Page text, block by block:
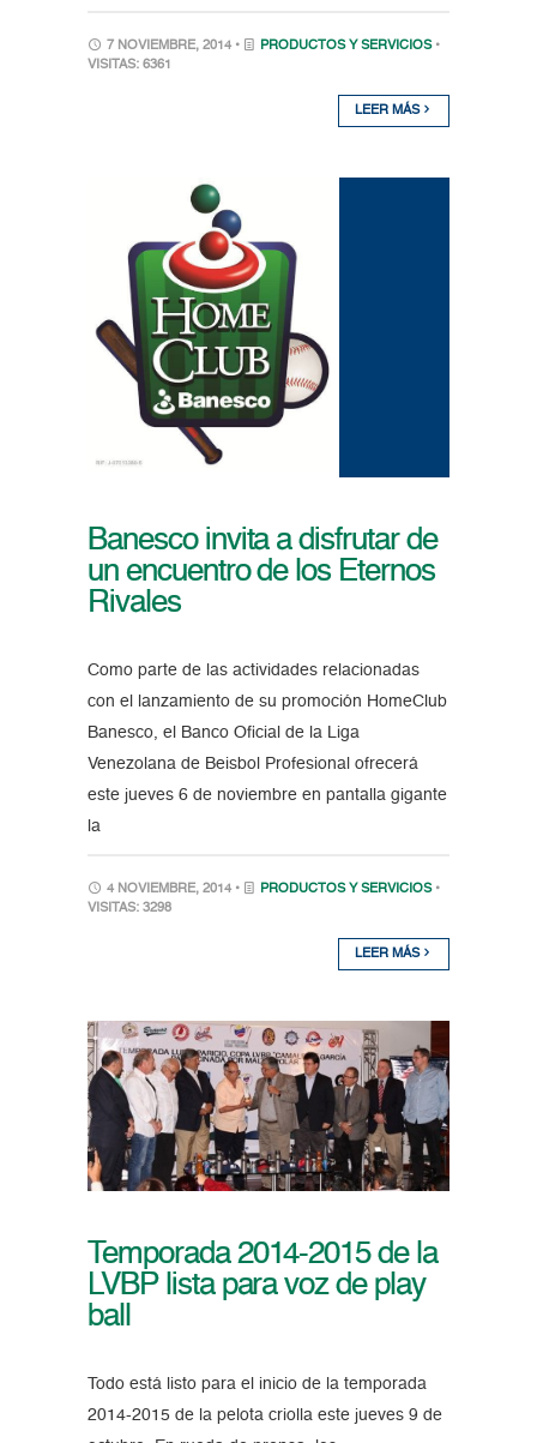
7 NOVIEMBRE, 2014 • PRODUCTOS Y SERVICIOS •
VISITAS: 6361
LEER MÁS
Banesco invita a disfrutar de
un encuentro de los Eternos
Rivales
Como parte de las actividades relacionadas
con el lanzamiento de su promoción HomeClub
Banesco, el Banco Oficial de la Liga
Venezolana de Beisbol Profesional ofrecerá
este jueves 6 de noviembre en pantalla gigante
la
4 NOVIEMBRE, 2014 • PRODUCTOS Y SERVICIOS •
VISITAS: 3298
LEER MÁS
Temporada 2014-2015 de la
LVBP lista para voz de play
ball
Todo está listo para el inicio de la temporada
2014-2015 de la pelota criolla este jueves 9 de